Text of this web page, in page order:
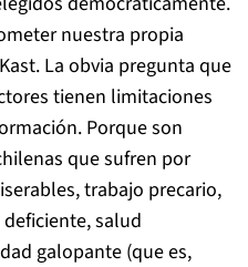
nuestra propia
La obvia pregunta que
tienen limitaciones
Porque son
que sufren por
trabajo precario,
salud
galopante (que es,